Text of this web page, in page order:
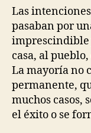
Las
pasaban por
imprescindible
casa, al
La mayoría no
permanente,
muchos casos,
el éxito o se